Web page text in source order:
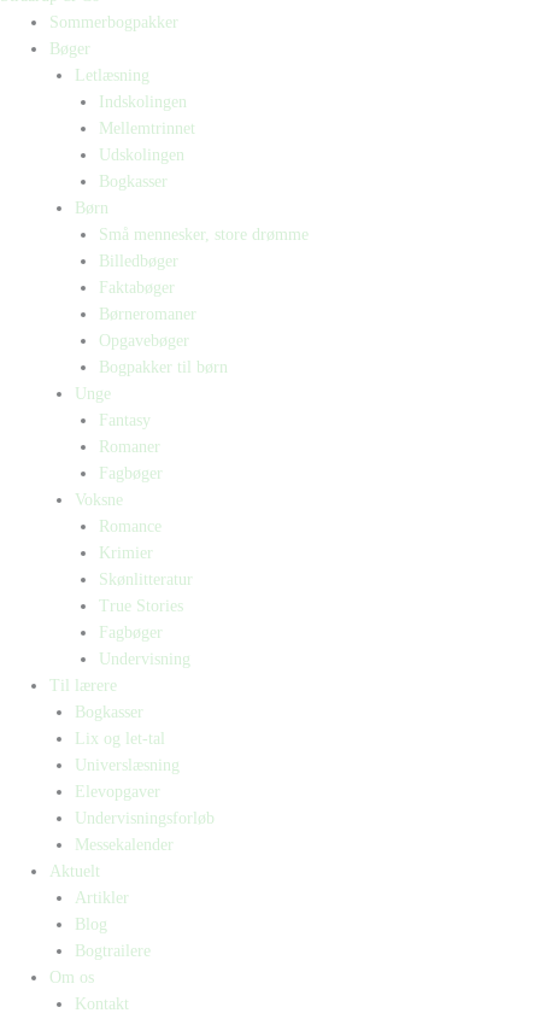
Sommerbogpakker
Bøger
Letlæsning
Indskolingen
Mellemtrinnet
Udskolingen
Bogkasser
Børn
Små mennesker, store drømme
Billedbøger
Faktabøger
Børneromaner
Opgavebøger
Bogpakker til børn
Unge
Fantasy
Romaner
Fagbøger
Voksne
Romance
Krimier
Skønlitteratur
True Stories
Fagbøger
Undervisning
Til lærere
Bogkasser
Lix og let-tal
Universlæsning
Elevopgaver
Undervisningsforløb
Messekalender
Aktuelt
Artikler
Blog
Bogtrailere
Om os
Kontakt